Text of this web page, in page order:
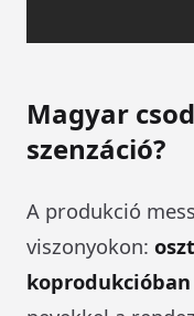
Magyar
szenzáció?
A produkció
viszonyokon: